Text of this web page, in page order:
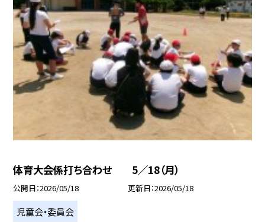
体育大会係打ち合わせ 5／18（月）
公開日 2026/05/18 更新日 2026/05/18
児童会・委員会